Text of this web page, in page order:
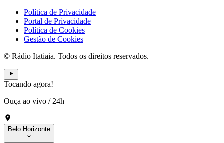
Política de Privacidade
Portal de Privacidade
Política de Cookies
Gestão de Cookies
© Rádio Itatiaia. Todos os direitos reservados.
Tocando agora!
Ouça ao vivo /24h
Belo Horizonte